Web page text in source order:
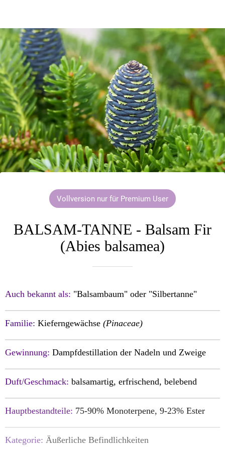
Vollversion nur für Premium User
BALSAM-TANNE - Balsam Fir
(Abies balsamea)
Auch bekannt als: "Balsambaum" oder "Silbertanne"
Familie: Kieferngewächse (Pinaceae)
Gewinnung: Dampfdestillation der Nadeln und Zweige
Duft/Geschmack: balsamartig, erfrischend, belebend
Hauptbestandteile: 75-90% Monoterpene, 9-23% Ester
Kategorie: Äußerliche Befindlichkeiten